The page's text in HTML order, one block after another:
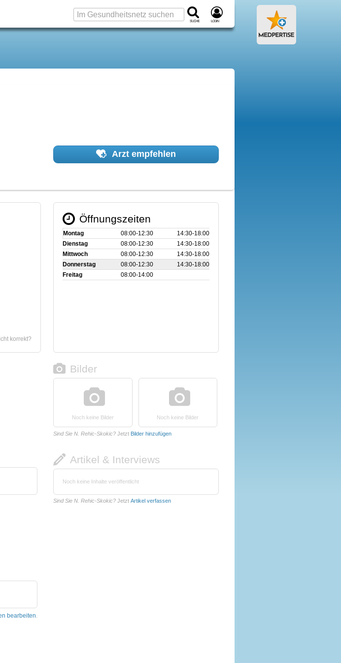
Suche Login
Arzt empfehlen
korrekt?
Öffnungszeiten
Montag 08:00‑12:30
14:30‑18:00
Dienstag
08:00‑12:30
14:30‑18:00
Mittwoch
08:00‑12:30
14:30‑18:00
Donnerstag
08:00‑12:30
14:30‑18:00
Freitag
08:00‑14:00
bearbeiten.
Bilder
Noch keine Bilder Noch keine Bilder
Sind Sie N. Rehic-Skokic? Jetzt Bilder hinzufügen
Artikel & Interviews
Noch keine Inhalte veröffentlicht
Sind Sie N. Rehic-Skokic? Jetzt Artikel verfassen